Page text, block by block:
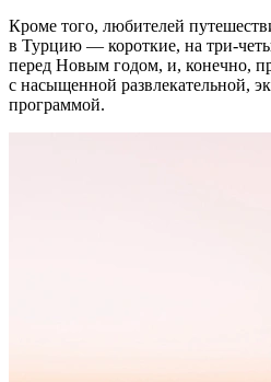
Кроме того, любителей
в Турцию — короткие, на три-
перед Новым годом, и, конечно,
с насыщенной развлекательной,
программой.